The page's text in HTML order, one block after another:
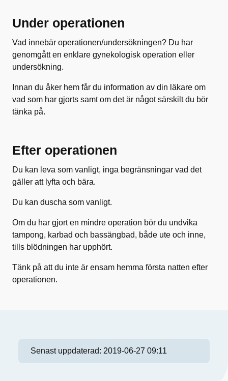
Under operationen
Vad innebär operationen/undersökningen? Du har
genomgått en enklare gynekologisk operation eller
undersökning.
Innan du åker hem får du information av din läkare om
vad som har gjorts samt om det är något särskilt du bör
tänka på.
Efter operationen
Du kan leva som vanligt, inga begränsningar vad det
gäller att lyfta och bära.
Du kan duscha som vanligt.
Om du har gjort en mindre operation bör du undvika
tampong, karbad och bassängbad, både ute och inne,
tills blödningen har upphört.
Tänk på att du inte är ensam hemma första natten efter
operationen.
Senast uppdaterad: 2019-06-27 09:11